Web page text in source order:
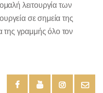
λειτουργία των
σε σημεία της
της γραμμής όλο τον